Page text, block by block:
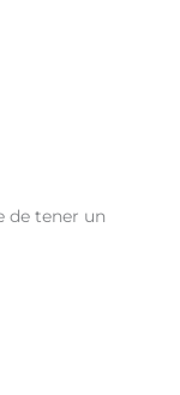
de tener un